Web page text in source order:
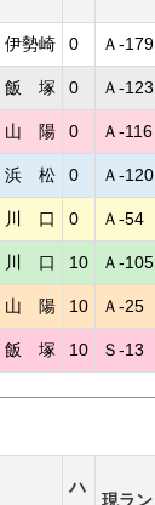
伊勢崎 0 Ａ-179
飯 塚 0 Ａ-123
山 陽 0 Ａ-116
浜 松 0 Ａ-120
川 口 0 Ａ-54
川 口 10 Ａ-105
山 陽 10 Ａ-25
飯 塚 10 Ｓ-13
ハ
現ラン